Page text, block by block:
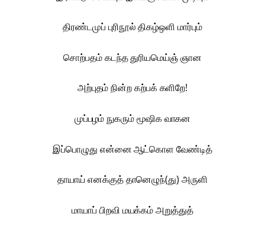
திரண்டமுப் புரிநூல் திகழ்ஒளி மார்பும்
சொற்பதம் கடந்த துரியமெய்ஞ் ஞான
அற்புதம் நின்ற கற்பக் களிறே!
முப்பழம் நுகரும் மூஷிக வாகன
இப்பொழுது என்னை ஆட்கொள வேண்டித்
தாயாய் எனக்குத் தானெழுந்(து) அருளி
மாயாப் பிறவி மயக்கம் அறுத்துத்